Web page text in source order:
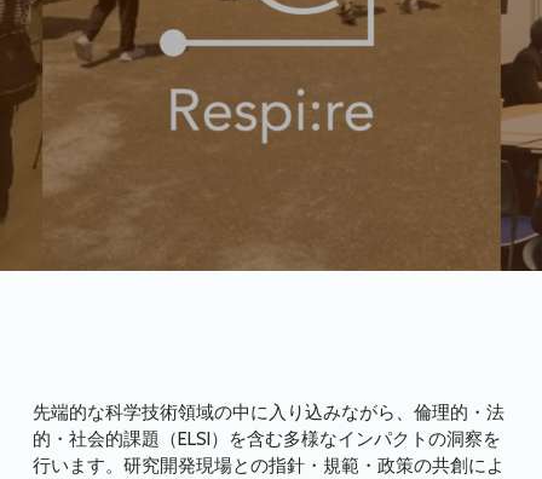
先端的な科学技術領域の中に入り込みながら、倫理的・法
的・社会的課題（ELSI）を含む多様なインパクトの洞察を
行います。研究開発現場との指針・規範・政策の共創によ